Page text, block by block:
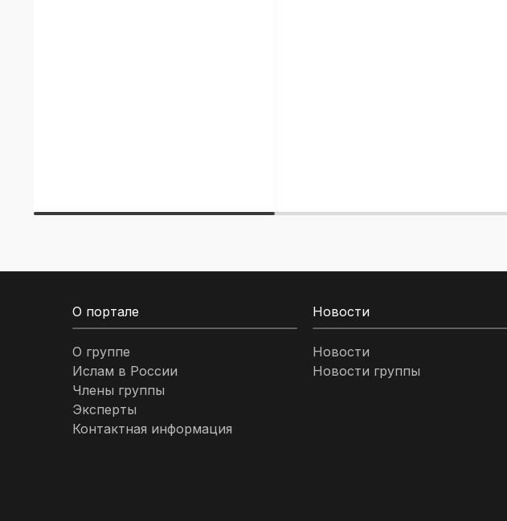
О портале
О группе
Ислам в России
Члены группы
Эксперты
Контактная информация
Новости
Новости
Новости группы